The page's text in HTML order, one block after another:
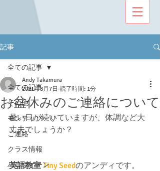
記事
全ての記事
その他
モンテッソーリ
ご連絡
クラス情報
ハロウィーン
全ての記事
お盆休みのご連絡について
Andy Takamura
2021年8月7日 読了時間: 1分
暑い日が続いていますが、体調など大
丈夫でしょうか？
英語教室 Tiny Seedのアンディです。